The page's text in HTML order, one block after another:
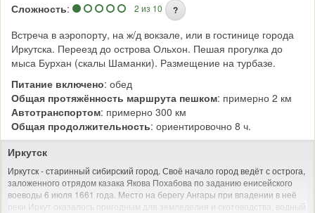
Сложность: 2 из 10 ?
Встреча в аэропорту, на ж/д вокзале, или в гостинице города
Иркутска. Переезд до острова Ольхон. Пешая прогулка до
мыса Бурхан (скалы Шаманки). Размещение на турбазе.
Питание включено: обед
Общая протяжённость маршрута пешком: примерно 2 км
Автотранспортом: примерно 300 км
Общая продолжительность: ориентировочно 8 ч.
Иркутск
Иркутск - старинный сибирский город. Своё начало город ведёт с острога,
заложенного отрядом казака Якова Похабова по заданию енисейского
воеводы 6 июля 1661 года. Место на берегу Ангары при впадении в неё
реки Иркут оказалось пригодным для земледелия и скотоводства, водный